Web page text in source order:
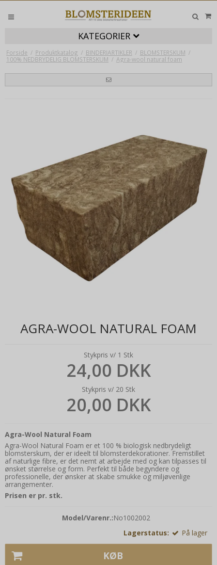
KATEGORIER
Forside / Produktkatalog / BINDERIARTIKLER / BLOMSTERSKUM /
100% NEDBRYDELIG BLOMSTERSKUM / Agra-wool natural foam
AGRA-WOOL NATURAL FOAM
Stykpris v/ 1 Stk
24,00 DKK
Stykpris v/ 20 Stk
20,00 DKK
Agra-Wool Natural Foam
Agra-Wool Natural Foam er et 100 % biologisk nedbrydeligt
blomsterskum, der er ideelt til blomsterdekorationer. Fremstillet
af naturlige fibre, er det nemt at arbejde med og kan tilpasses til
ønsket størrelse og form. Perfekt til både begyndere og
professionelle, der ønsker at skabe smukke og miljøvenlige
arrangementer.
Prisen er pr. stk.
Model/Varenr.:No1002002
Lagerstatus:
På lager
KØB